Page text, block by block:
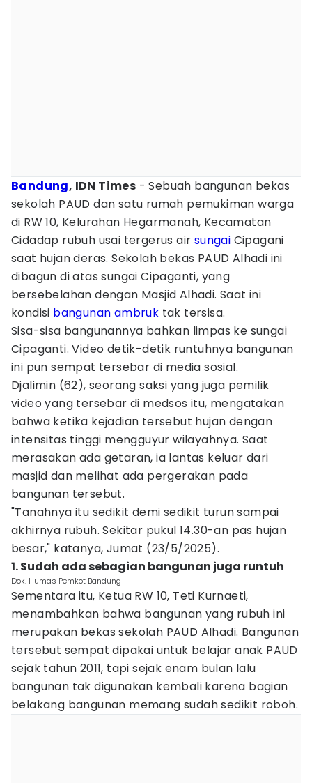
Bandung, IDN Times - Sebuah bangunan bekas
sekolah PAUD dan satu rumah pemukiman warga
di RW 10, Kelurahan Hegarmanah, Kecamatan
Cidadap rubuh usai tergerus air sungai Cipagani
saat hujan deras. Sekolah bekas PAUD Alhadi ini
dibagun di atas sungai Cipaganti, yang
bersebelahan dengan Masjid Alhadi. Saat ini
kondisi bangunan ambruk tak tersisa.
Sisa-sisa bangunannya bahkan limpas ke sungai
Cipaganti. Video detik-detik runtuhnya bangunan
ini pun sempat tersebar di media sosial.
Djalimin (62), seorang saksi yang juga pemilik
video yang tersebar di medsos itu, mengatakan
bahwa ketika kejadian tersebut hujan dengan
intensitas tinggi mengguyur wilayahnya. Saat
merasakan ada getaran, ia lantas keluar dari
masjid dan melihat ada pergerakan pada
bangunan tersebut.
"Tanahnya itu sedikit demi sedikit turun sampai
akhirnya rubuh. Sekitar pukul 14.30-an pas hujan
besar," katanya, Jumat (23/5/2025).
1. Sudah ada sebagian bangunan juga runtuh
Dok. Humas Pemkot Bandung
Sementara itu, Ketua RW 10, Teti Kurnaeti,
menambahkan bahwa bangunan yang rubuh ini
merupakan bekas sekolah PAUD Alhadi. Bangunan
tersebut sempat dipakai untuk belajar anak PAUD
sejak tahun 2011, tapi sejak enam bulan lalu
bangunan tak digunakan kembali karena bagian
belakang bangunan memang sudah sedikit roboh.